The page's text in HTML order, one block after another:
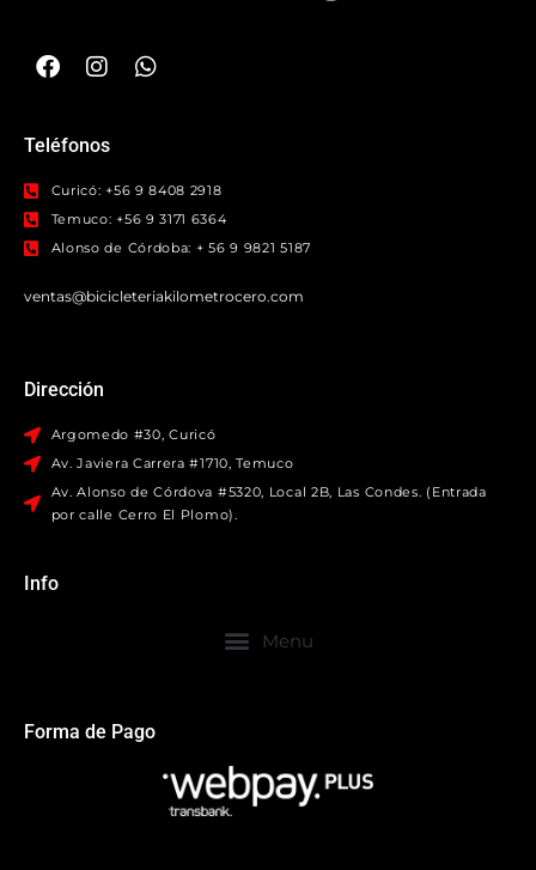
Teléfonos
Curicó: +56 9 8408 2918
Temuco: +56 9 3171 6364
Alonso de Córdoba: + 56 9 9821 5187
ventas@bicicleteriakilometrocero.com
Dirección
Argomedo #30, Curicó
Av. Javiera Carrera #1710, Temuco
Av. Alonso de Córdova #5320, Local 2B, Las Condes. (Entrada
por calle Cerro El Plomo).
Info
Forma de Pago